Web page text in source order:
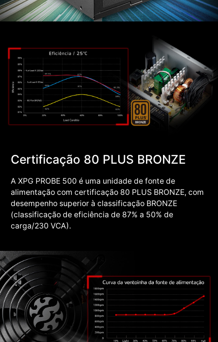
e competitiva no mercado.
Certificação 80 PLUS BRONZE
A XPG PROBE 500 é uma unidade de fonte de
alimentação com certificação 80 PLUS BRONZE, com
desempenho superior à classificação BRONZE
(classificação de eficiência de 87% a 50% de
carga/230 VCA).